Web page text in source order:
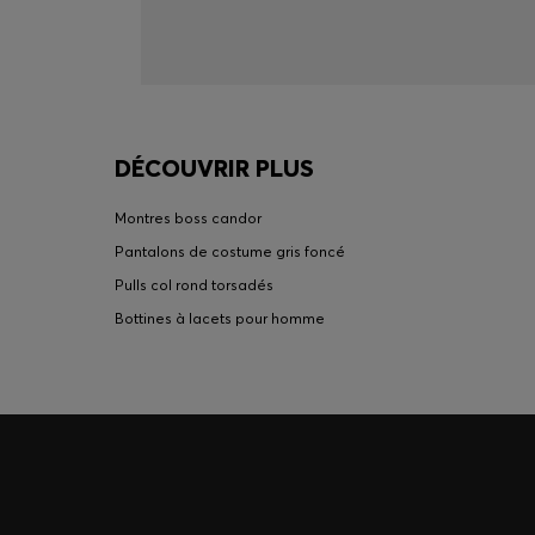
DÉCOUVRIR PLUS
Montres boss candor
Pantalons de costume gris foncé
Pulls col rond torsadés
Bottines à lacets pour homme